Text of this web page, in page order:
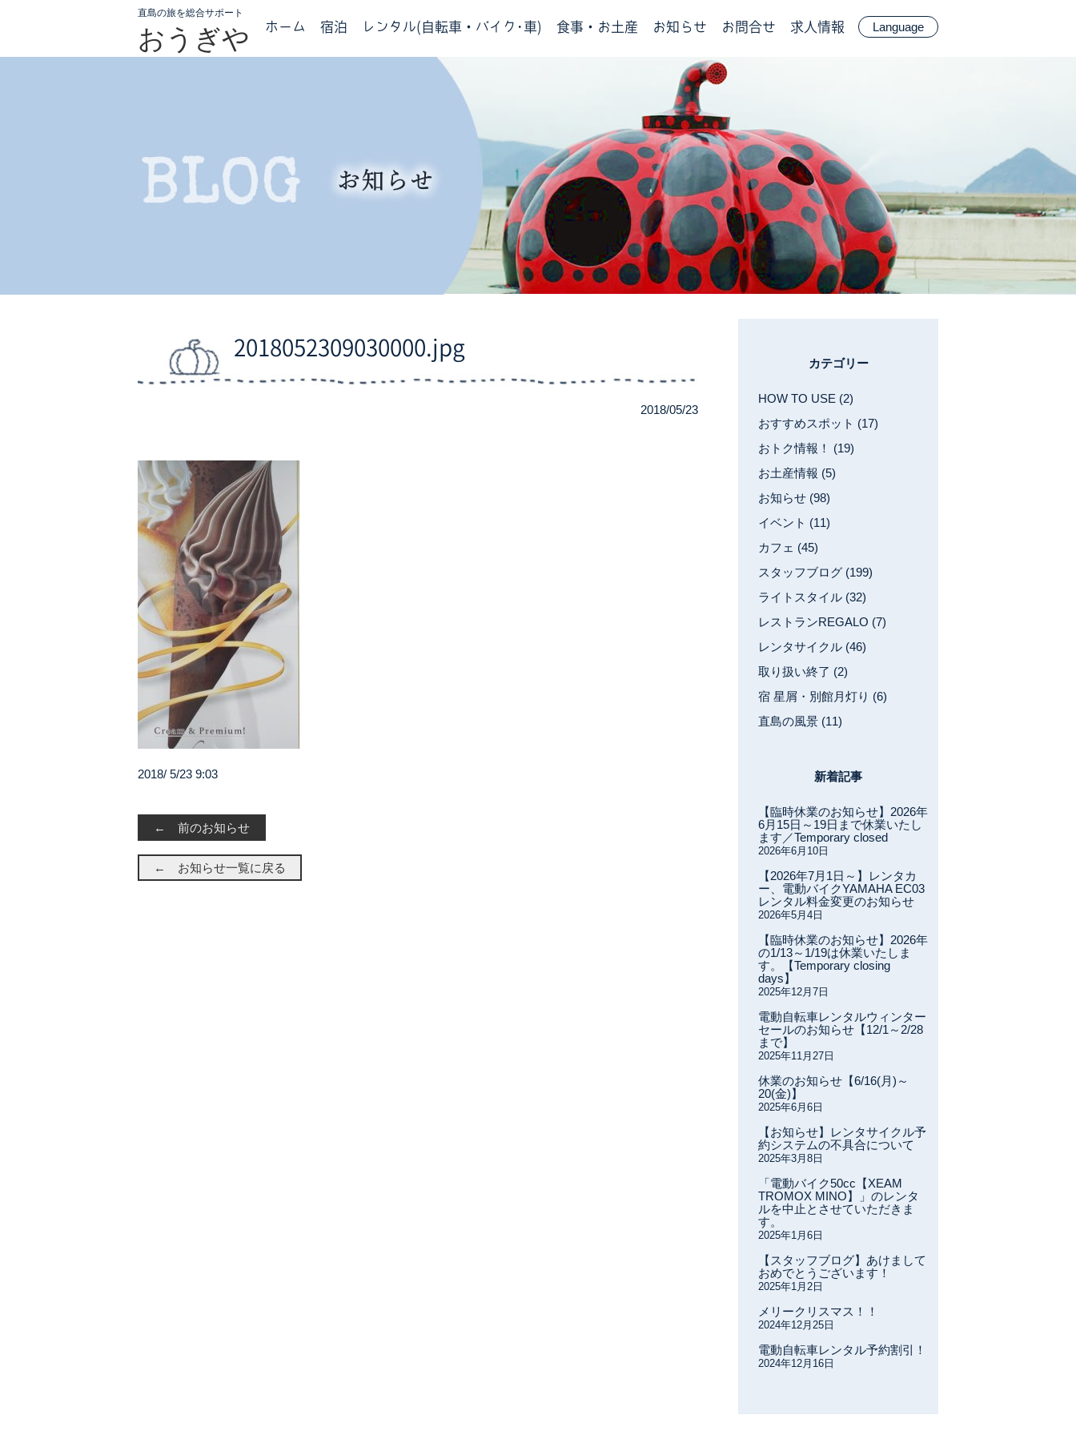
直島の旅を総合サポート
おうぎや ホーム 宿泊 レンタル(自転車・バイク･車) 食事・お土産 お知らせ お問合せ 求人情報 Language
2018052309030000.jpg
2018/05/23
2018/ 5/23 9:03
← 前のお知らせ
← お知らせ一覧に戻る
カテゴリー
HOW TO USE (2)
おすすめスポット (17)
おトク情報！ (19)
お土産情報 (5)
お知らせ (98)
イベント (11)
カフェ (45)
スタッフブログ (199)
ライトスタイル (32)
レストランREGALO (7)
レンタサイクル (46)
取り扱い終了 (2)
宿 星屑・別館月灯り (6)
直島の風景 (11)
新着記事
【臨時休業のお知らせ】2026年
6月15日～19日まで休業いたし
ます／Temporary closed
2026年6月10日
【2026年7月1日～】レンタカ
ー、電動バイクYAMAHA EC03
レンタル料金変更のお知らせ
2026年5月4日
【臨時休業のお知らせ】2026年
の1/13～1/19は休業いたしま
す。【Temporary closing
days】
2025年12月7日
電動自転車レンタルウィンター
セールのお知らせ【12/1～2/28
まで】
2025年11月27日
休業のお知らせ【6/16(月)～
20(金)】
2025年6月6日
【お知らせ】レンタサイクル予
約システムの不具合について
2025年3月8日
「電動バイク50cc【XEAM
TROMOX MINO】」のレンタ
ルを中止とさせていただきま
す。
2025年1月6日
【スタッフブログ】あけまして
おめでとうございます！
2025年1月2日
メリークリスマス！！
2024年12月25日
電動自転車レンタル予約割引！
2024年12月16日